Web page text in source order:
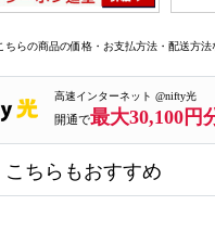
ちらの商品の価格・お支払方法・配送方
高速インターネット @nifty光
開通で最大30,100円
こちらもおすすめ